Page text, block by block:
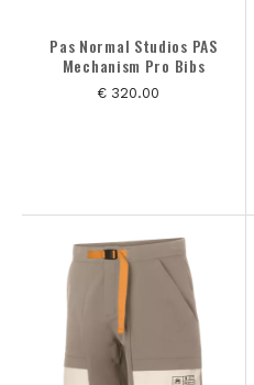
Pas Normal Studios PAS
Mechanism Pro Bibs
€ 320.00